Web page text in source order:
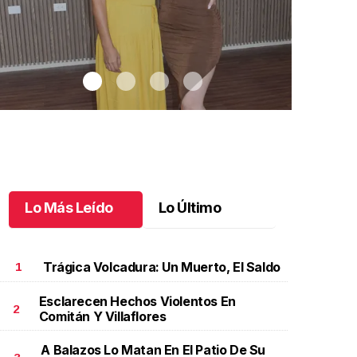
Magui y Renata realizan su sueño
su sueño
Lo Más Leído Lo Último
1 Trágica Volcadura: Un Muerto, El Saldo
2
Esclarecen Hechos Violentos En
Comitán Y Villaflores
A Balazos Lo Matan En El Patio De Su